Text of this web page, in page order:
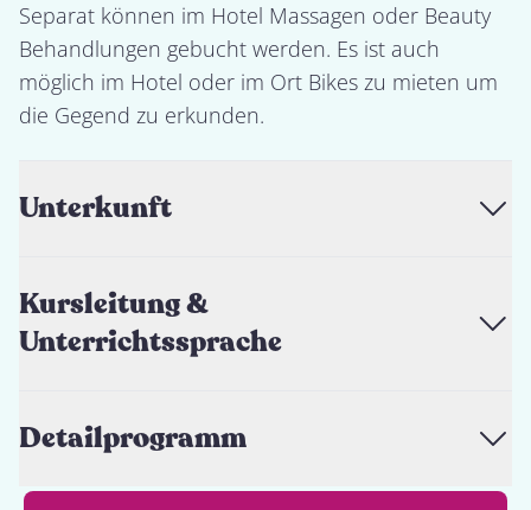
Separat können im Hotel Massagen oder Beauty
Behandlungen gebucht werden. Es ist auch
möglich im Hotel oder im Ort Bikes zu mieten um
die Gegend zu erkunden.
Unterkunft
Kursleitung &
Unterrichtssprache
Detailprogramm